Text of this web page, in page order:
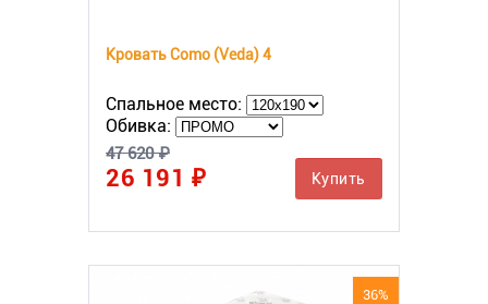
Кровать Como (Veda) 4
Спальное место:
Обивка:
47 620 ₽
26 191 ₽ Купить
36%